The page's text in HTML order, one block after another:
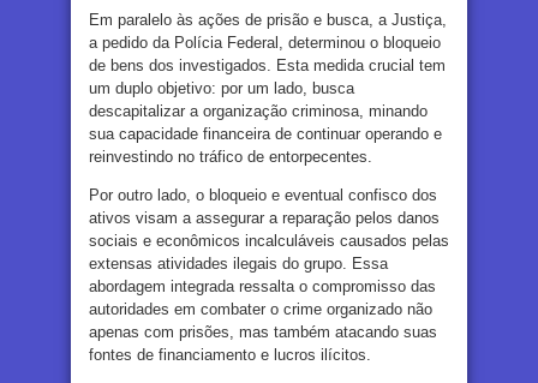
Em paralelo às ações de prisão e busca, a Justiça,
a pedido da Polícia Federal, determinou o bloqueio
de bens dos investigados. Esta medida crucial tem
um duplo objetivo: por um lado, busca
descapitalizar a organização criminosa, minando
sua capacidade financeira de continuar operando e
reinvestindo no tráfico de entorpecentes.
Por outro lado, o bloqueio e eventual confisco dos
ativos visam a assegurar a reparação pelos danos
sociais e econômicos incalculáveis causados pelas
extensas atividades ilegais do grupo. Essa
abordagem integrada ressalta o compromisso das
autoridades em combater o crime organizado não
apenas com prisões, mas também atacando suas
fontes de financiamento e lucros ilícitos.